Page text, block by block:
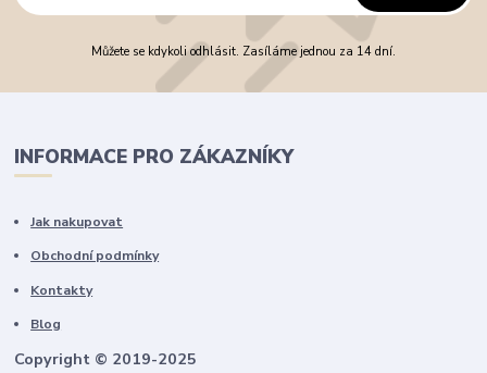
Můžete se kdykoli odhlásit. Zasíláme jednou za 14 dní.
INFORMACE PRO ZÁKAZNÍKY
Jak nakupovat
Obchodní podmínky
Kontakty
Blog
Copyright © 2019-2025